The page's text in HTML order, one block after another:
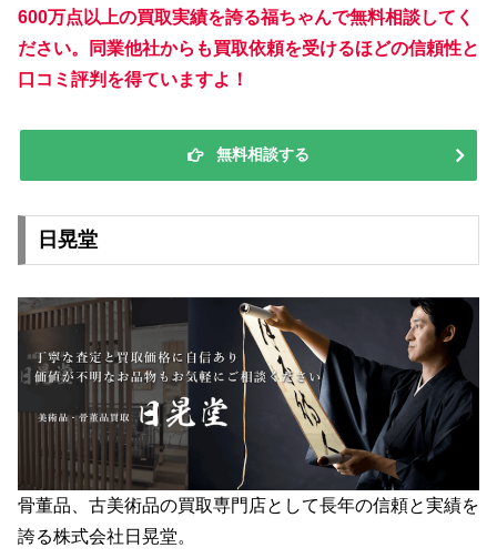
600万点以上の買取実績を誇る福ちゃんで無料相談してく
ださい。同業他社からも買取依頼を受けるほどの信頼性と
口コミ評判を得ていますよ！
無料相談する
日晃堂
骨董品、古美術品の買取専門店として長年の信頼と実績を
誇る株式会社日晃堂。